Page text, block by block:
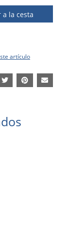
a la cesta
artículo